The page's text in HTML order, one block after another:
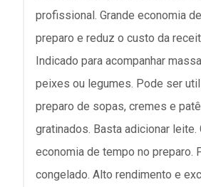
profissional. Grande economia
preparo e reduz o custo da
Indicado para acompanhar
peixes ou legumes. Pode ser
preparo de sopas, cremes e
gratinados. Basta adicionar leite.
economia de tempo no preparo.
congelado. Alto rendimento e